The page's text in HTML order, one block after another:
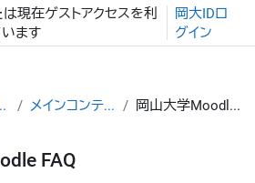
する
現在ゲストアクセスを利
ます
岡大IDロ
グイン
FAQ